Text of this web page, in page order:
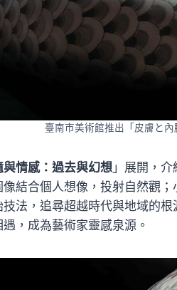
臺南市美術館推出「皮膚と
與情感：過去與幻想 」展開，
結合個人想像，投射自然觀
法，追尋超越時代與地域的
，成為藝術家靈感泉源。